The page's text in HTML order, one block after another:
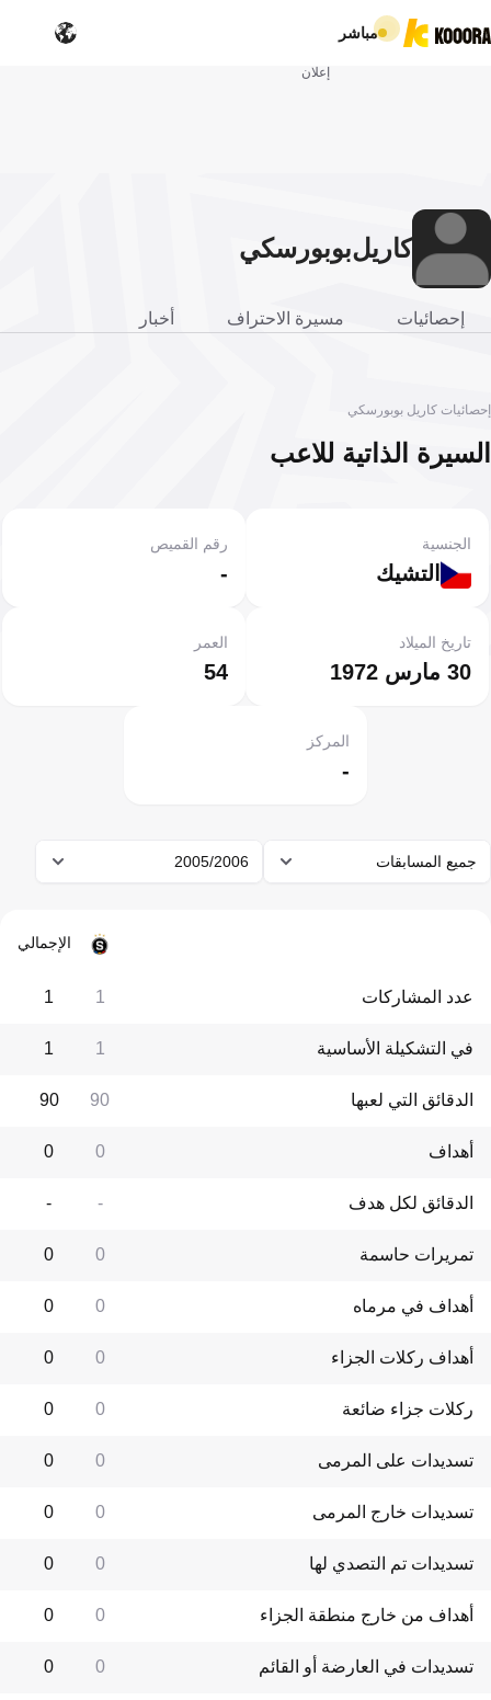
مباشر
إعلان
كاريلبوبورسكي
إحصائيات مسيرة الاحتراف أخبار
إحصائيات كاريل بوبورسكي
السيرة الذاتية للاعب
التشيك
الجنسية
-
رقم القميص
30 مارس 1972
تاريخ الميلاد
54
العمر
-
المركز
جميع المسابقات 2005/2006
الإجمالي
عدد المشاركات 1
1
في التشكيلة الأساسية 1
1
الدقائق التي لعبها 90
90
أهداف 0
0
الدقائق لكل هدف -
-
تمريرات حاسمة 0
0
أهداف في مرماه 0
0
أهداف ركلات الجزاء 0
0
ركلات جزاء ضائعة 0
0
تسديدات على المرمى 0
0
تسديدات خارج المرمى 0
0
تسديدات تم التصدي لها 0
0
أهداف من خارج منطقة الجزاء 0
0
تسديدات في العارضة أو القائم 0
0